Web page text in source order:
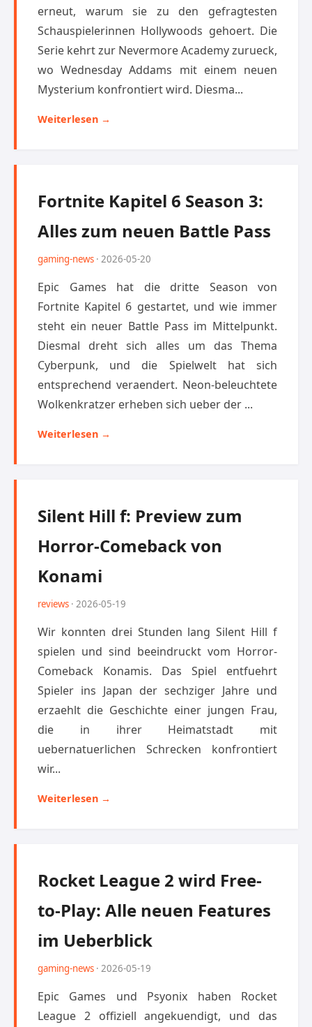
erneut, warum sie zu den gefragtesten
Schauspielerinnen Hollywoods gehoert. Die
Serie kehrt zur Nevermore Academy zurueck,
wo Wednesday Addams mit einem neuen
Mysterium konfrontiert wird. Diesma...
Weiterlesen →
Fortnite Kapitel 6 Season 3:
Alles zum neuen Battle Pass
gaming-news · 2026-05-20
Epic Games hat die dritte Season von
Fortnite Kapitel 6 gestartet, und wie immer
steht ein neuer Battle Pass im Mittelpunkt.
Diesmal dreht sich alles um das Thema
Cyberpunk, und die Spielwelt hat sich
entsprechend veraendert. Neon-beleuchtete
Wolkenkratzer erheben sich ueber der ...
Weiterlesen →
Silent Hill f: Preview zum
Horror-Comeback von
Konami
reviews · 2026-05-19
Wir konnten drei Stunden lang Silent Hill f
spielen und sind beeindruckt vom Horror-
Comeback Konamis. Das Spiel entfuehrt
Spieler ins Japan der sechziger Jahre und
erzaehlt die Geschichte einer jungen Frau,
die in ihrer Heimatstadt mit
uebernatuerlichen Schrecken konfrontiert
wir...
Weiterlesen →
Rocket League 2 wird Free-
to-Play: Alle neuen Features
im Ueberblick
gaming-news · 2026-05-19
Epic Games und Psyonix haben Rocket
League 2 offiziell angekuendigt, und das